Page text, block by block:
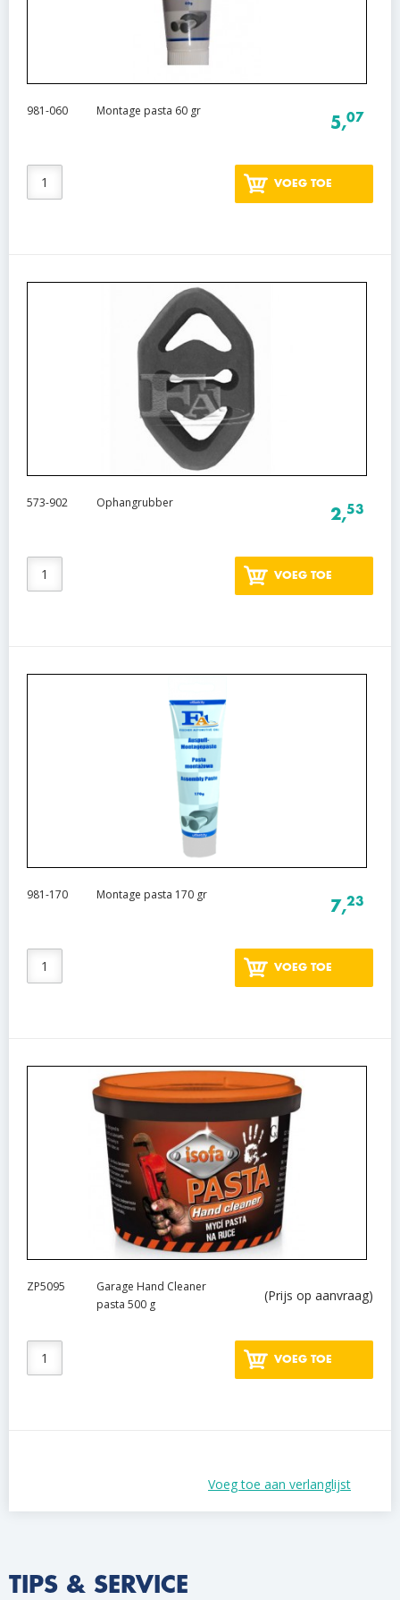
981-060 Montage pasta 60 gr
5,07
VOEG TOE
573-902 Ophangrubber
2,53
VOEG TOE
981-170 Montage pasta 170 gr
7,23
VOEG TOE
ZP5095
Garage Hand Cleaner
pasta 500 g
(Prijs op aanvraag)
VOEG TOE
Voeg toe aan verlanglijst
TIPS & SERVICE